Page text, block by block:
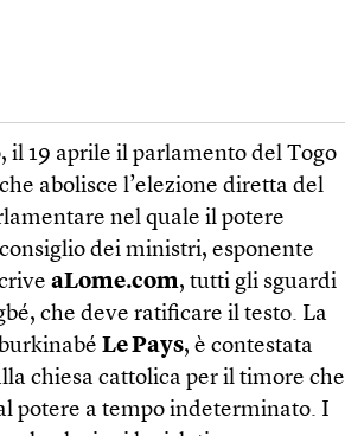
il 19 aprile il parlamento del Togo
abolisce l’elezione diretta del
nel quale il potere
dei ministri, esponente
aLome.com, tutti gli sguardi
che deve ratificare il testo. La
Le Pays, è contestata
chiesa cattolica per il timore che
potere a tempo indeterminato. I